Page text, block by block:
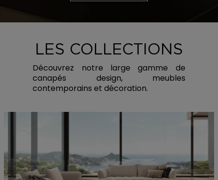
LES COLLECTIONS
Découvrez notre large gamme de
canapés design, meubles
contemporains et décoration.